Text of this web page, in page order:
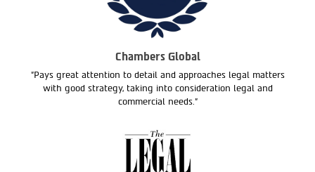
Chambers Global
"Pays great attention to detail and approaches legal matters
with good strategy, taking into consideration legal and
commercial needs."